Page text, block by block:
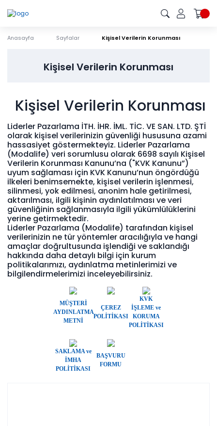
Anasayfa Sayfalar Kişisel Verilerin Korunması
Kişisel Verilerin Korunması
Kişisel Verilerin Korunması
Liderler Pazarlama İTH. İHR. İML. TİC. VE SAN. LTD. ŞTİ
olarak kişisel verilerinizin güvenliği hususuna azami
hassasiyet göstermekteyiz. Liderler Pazarlama
(Modalife) veri sorumlusu olarak 6698 sayılı Kişisel
Verilerin Korunması Kanunu’na ("KVK Kanunu”)
uyum sağlaması için KVK Kanunu’nun öngördüğü
ilkeleri benimsemekte, kişisel verilerin işlenmesi,
silinmesi, yok edilmesi, anonim hale getirilmesi,
aktarılması, ilgili kişinin aydınlatılması ve veri
güvenliğinin sağlanmasıyla ilgili yükümlülüklerini
yerine getirmektedir.
Liderler Pazarlama (Modalife) tarafından kişisel
verilerinizin ne tür yöntemler aracılığıyla ve hangi
amaçlar doğrultusunda işlendiği ve saklandığı
hakkında daha detaylı bilgi için kurum
politikalarımızı, aydınlatma metinlerimizi ve
bilgilendirmelerimizi inceleyebilirsiniz.
MÜŞTERİ
AYDINLATMA
METNİ
ÇEREZ
POLİTİKASI
KVK
İŞLEME ve
KORUMA
POLİTİKASI
SAKLAMA ve
İMHA
POLİTİKASI
BAŞVURU
FORMU